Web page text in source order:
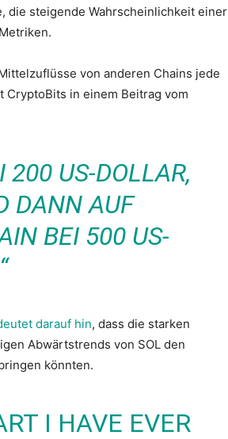
die steigende Wahrscheinlichkeit einer
von anderen Chains jede
CryptoBits in einem Beitrag vom
200 US-DOLLAR,
DANN AUF
BEI 500 US-
darauf hin, dass die starken
Abwärtstrends von SOL den
könnten.
I HAVE EVER